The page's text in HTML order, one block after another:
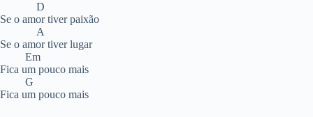
D
Se o amor tiver paixão
A
Se o amor tiver lugar
Em
Fica um pouco mais
G
Fica um pouco mais